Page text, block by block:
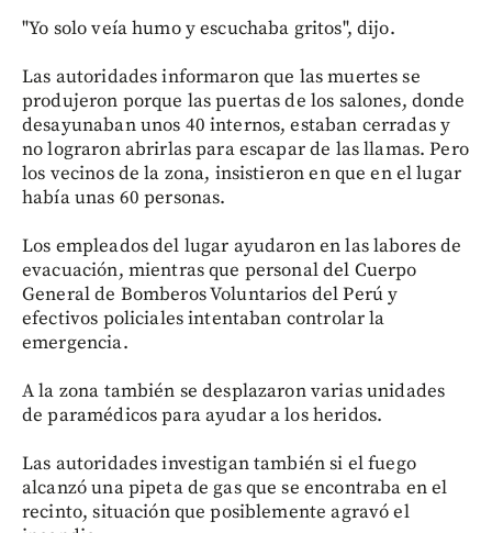
"Yo solo veía humo y escuchaba gritos", dijo.
Las autoridades informaron que las muertes se
produjeron porque las puertas de los salones, donde
desayunaban unos 40 internos, estaban cerradas y
no lograron abrirlas para escapar de las llamas. Pero
los vecinos de la zona, insistieron en que en el lugar
había unas 60 personas.
Los empleados del lugar ayudaron en las labores de
evacuación, mientras que personal del Cuerpo
General de Bomberos Voluntarios del Perú y
efectivos policiales intentaban controlar la
emergencia.
A la zona también se desplazaron varias unidades
de paramédicos para ayudar a los heridos.
Las autoridades investigan también si el fuego
alcanzó una pipeta de gas que se encontraba en el
recinto, situación que posiblemente agravó el